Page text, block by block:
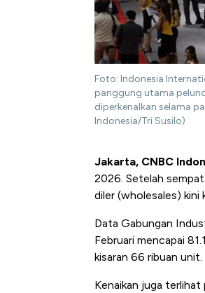
Foto: Indonesia
panggung utama
diperkenalkan selama
Indonesia/Tri Susilo)
Jakarta, CNBC
2026. Setelah
diler (wholesales) kini
Data Gabungan
Februari mencapai
kisaran 66 ribuan unit.
Kenaikan juga terlihat